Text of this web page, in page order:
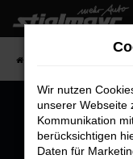
Zum
springen
ZEO
Wir nutzen
unserer Webseite
Kommunikation
berücksichtigen
Daten für